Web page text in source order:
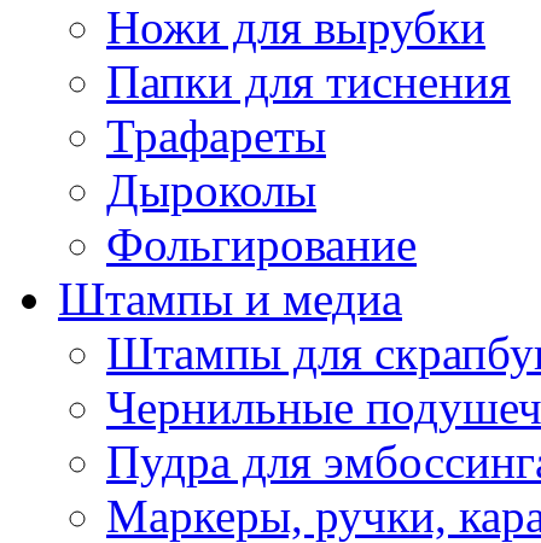
Ножи для вырубки
Папки для тиснения
Трафареты
Дыроколы
Фольгирование
Штампы и медиа
Штампы для
Чернильные
Пудра для
Маркеры, ручки,